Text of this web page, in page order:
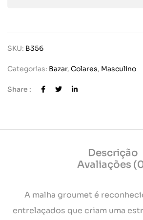
SKU: B356
Categorias: Bazar, Colares, Masculino
Share :
Descrição
Avaliações
A malha groumet é
entrelaçados que criam uma